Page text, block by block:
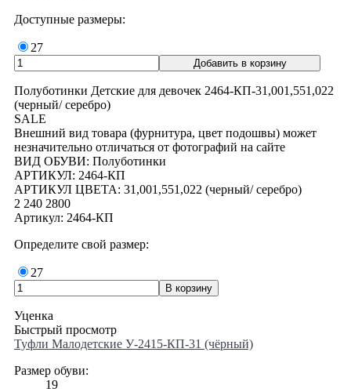
Доступные размеры:
27
Полуботинки Детские для девочек 2464-КП-31,001,551,022
(черный/ серебро)
SALE
Внешний вид товара (фурнитура, цвет подошвы) может
незначительно отличаться от фотографий на сайте
ВИД ОБУВИ: Полуботинки
АРТИКУЛ: 2464-КП
АРТИКУЛ ЦВЕТА: 31,001,551,022 (черный/ серебро)
2 240 2800
Артикул: 2464-КП
Определите свой размер:
27
Уценка
Быстрый просмотр
Туфли Малодетские У-2415-КП-31 (чёрный)
Размер обуви:
19